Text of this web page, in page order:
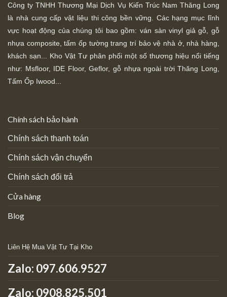
Công ty TNHH Thương Mại Dịch Vụ Kiến Trúc Nam Thăng Long
là nhà cung cấp vật liệu thi công bền vững. Các hạng mục lĩnh
vực hoạt động của chúng tôi bao gồm: ván sàn vinyl giả gỗ, gỗ
nhựa composite, tấm ốp tường trang trí bảo vệ nhà ở, nhà hàng,
khách sạn... Kho Vật Tư phân phối một số thương hiệu nổi tiếng
như: Msfloor, IDE Floor,Geflor, gỗ nhựa ngoài trời Thăng Long,
Tấm Ốp Iwood...
Chính sách bảo hành
Chính sách thanh toán
Chính sách vận chuyển
Chính sách đổi trả
Cửa hàng
Blog
Liên Hệ Mua Vật Tư Tại Kho
Zalo: 097.606.9527
Zalo: 0908.825.501